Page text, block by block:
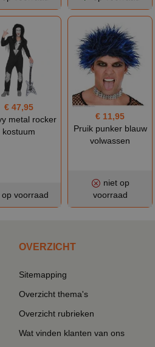
€ 47,95
metal rocker
kostuum
op voorraad
€ 11,95
Pruik punker blauw
volwassen
niet op
voorraad
OVERZICHT
Sitemapping
Overzicht thema's
Overzicht rubrieken
Wat vinden klanten van ons